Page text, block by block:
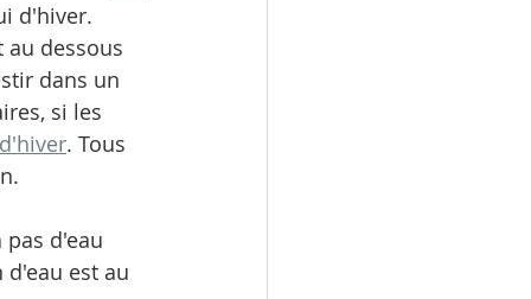
d'hiver.
au dessous
dans un
si les
. Tous
d'eau
est au